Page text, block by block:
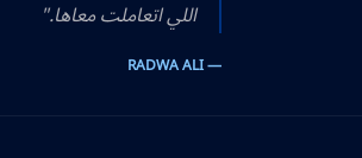
اللي اتعاملت معاها."
— RADWA ALI